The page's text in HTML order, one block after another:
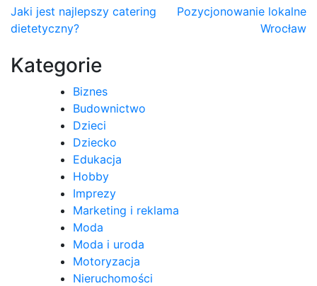
Nawigacja
wpisu
Jaki jest najlepszy catering
dietetyczny?
Pozycjonowanie lokalne
Wrocław
Kategorie
Biznes
Budownictwo
Dzieci
Dziecko
Edukacja
Hobby
Imprezy
Marketing i reklama
Moda
Moda i uroda
Motoryzacja
Nieruchomości